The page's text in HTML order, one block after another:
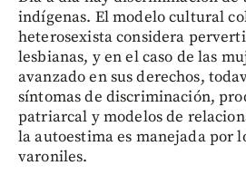
indígenas. El modelo cultural
heterosexista considera
lesbianas, y en el caso de las
avanzado en sus derechos,
síntomas de discriminación,
patriarcal y modelos de
la autoestima es manejada por
varoniles.